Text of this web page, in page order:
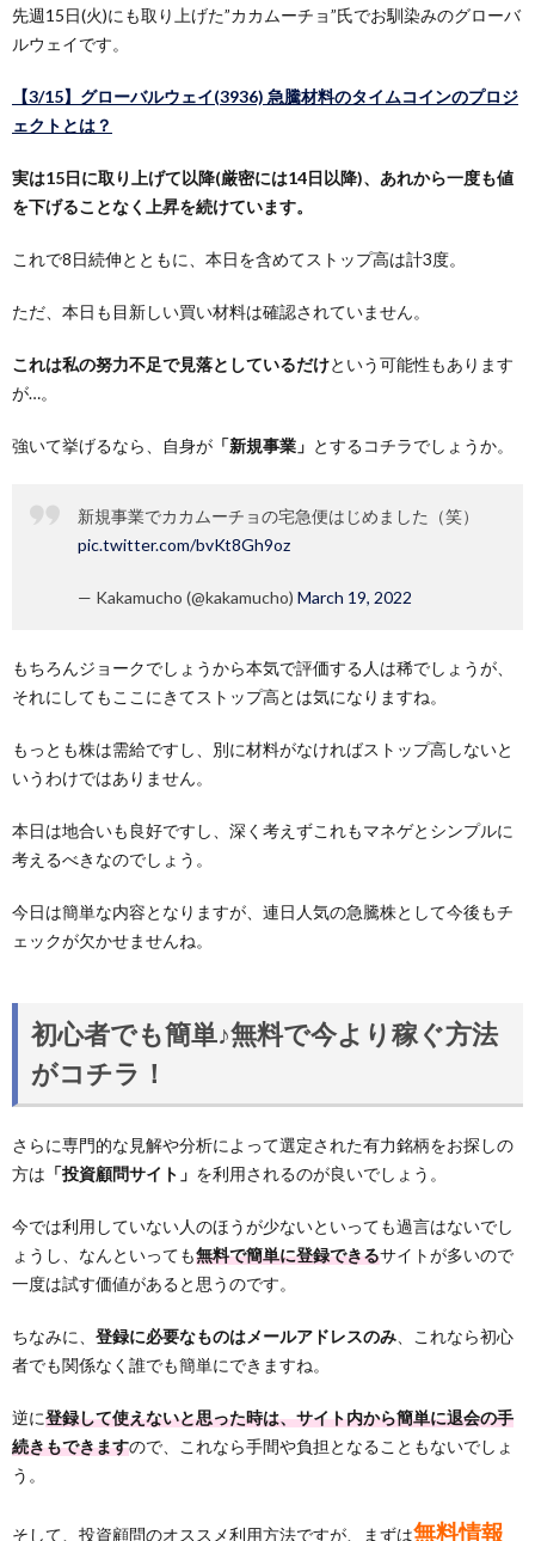
先週15日(火)にも取り上げた”カカムーチョ”氏でお馴染みのグローバ
ルウェイです。
【3/15】グローバルウェイ(3936) 急騰材料のタイムコインのプロジ
ェクトとは？
実は15日に取り上げて以降(厳密には14日以降)、あれから一度も値
を下げることなく上昇を続けています。
これで8日続伸とともに、本日を含めてストップ高は計3度。
ただ、本日も目新しい買い材料は確認されていません。
これは私の努力不足で見落としているだけという可能性もあります
が…。
強いて挙げるなら、自身が 「新規事業」 とするコチラでしょうか。
新規事業でカカムーチョの宅急便はじめました（笑）
pic.twitter.com/bvKt8Gh9oz
— Kakamucho (@kakamucho) March 19, 2022
もちろんジョークでしょうから本気で評価する人は稀でしょうが、
それにしてもここにきてストップ高とは気になりますね。
もっとも株は需給ですし、別に材料がなければストップ高しないと
いうわけではありません。
本日は地合いも良好ですし、深く考えずこれもマネゲとシンプルに
考えるべきなのでしょう。
今日は簡単な内容となりますが、連日人気の急騰株として今後もチ
ェックが欠かせませんね。
初心者でも簡単♪無料で今より稼ぐ方法
がコチラ！
さらに専門的な見解や分析によって選定された有力銘柄をお探しの
方は 「投資顧問サイト」 を利用されるのが良いでしょう。
今では利用していない人のほうが少ないといっても過言はないでし
ょうし、なんといっても無料で簡単に登録できるサイトが多いので
一度は試す価値があると思うのです。
ちなみに、 登録に必要なものはメールアドレスのみ 、これなら初心
者でも関係なく誰でも簡単にできますね。
逆に登録して使えないと思った時は、サイト内から簡単に退会の手
続きもできますので、これなら手間や負担となることもないでしょ
う。
そして、投資顧問のオススメ利用方法ですが、まずは無料情報